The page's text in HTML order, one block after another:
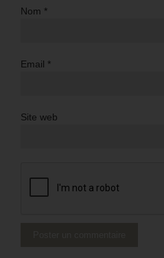
Nom *
Email *
Site web